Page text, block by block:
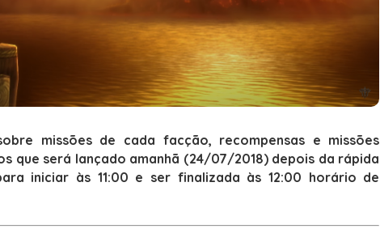
missões de cada facção, recompensas e missões
que será lançado amanhã (24/07/2018) depois da rápida
iniciar às 11:00 e ser finalizada às 12:00 horário de